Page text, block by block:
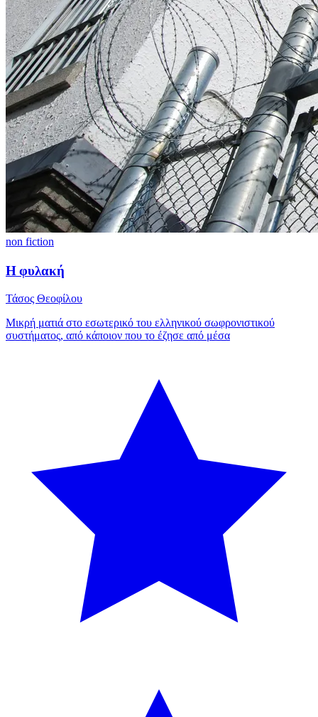
non fiction
Η φυλακή
Τάσος Θεοφίλου
Μικρή ματιά στο εσωτερικό του ελληνικού σωφρονιστικού
συστήματος, από κάποιον που το έζησε από μέσα